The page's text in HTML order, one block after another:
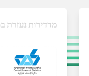
מדדירות נעזרת